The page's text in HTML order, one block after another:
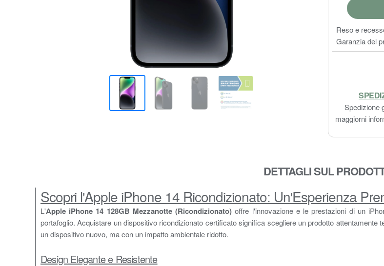
Reso e
Garanzia del
Spedizione
maggiorni
DETTAGLI SUL
Scopri l'Apple iPhone 14 Ricondizionato: Un'Esperienza
L'Apple iPhone 14 128GB Mezzanotte (Ricondizionato) offre l'innovazione e le prestazioni di un
portafoglio. Acquistare un dispositivo ricondizionato certificato significa scegliere un prodotto
un dispositivo nuovo, ma con un impatto ambientale ridotto.
Design Elegante e Resistente